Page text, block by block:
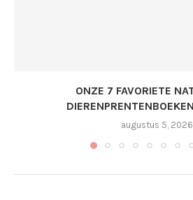
ONZE 7 FAVORIETE
augustus 5, 2026